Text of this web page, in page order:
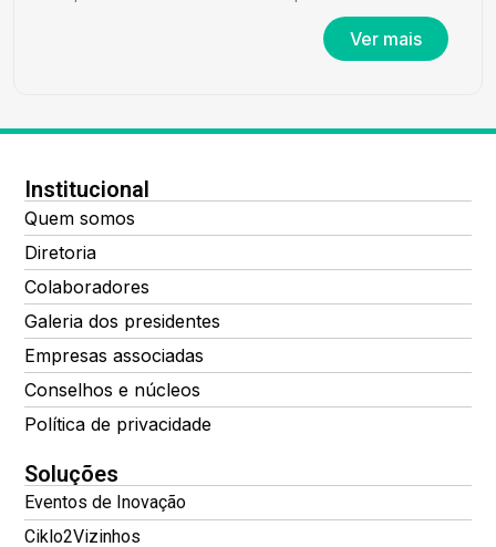
Ver mais
Institucional
Quem somos
Diretoria
Colaboradores
Galeria dos presidentes
Empresas associadas
Conselhos e núcleos
Política de privacidade
Soluções
Eventos de Inovação
Ciklo2Vizinhos